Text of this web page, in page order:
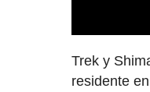
Trek y
residente